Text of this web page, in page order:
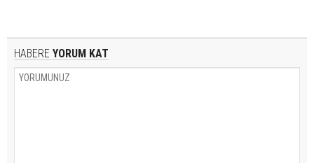
HABERE YORUM KAT